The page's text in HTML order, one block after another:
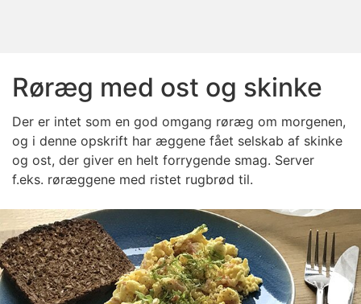
Røræg med ost og skinke
Der er intet som en god omgang røræg om morgenen,
og i denne opskrift har æggene fået selskab af skinke
og ost, der giver en helt forrygende smag. Server
f.eks. røræggene med ristet rugbrød til.